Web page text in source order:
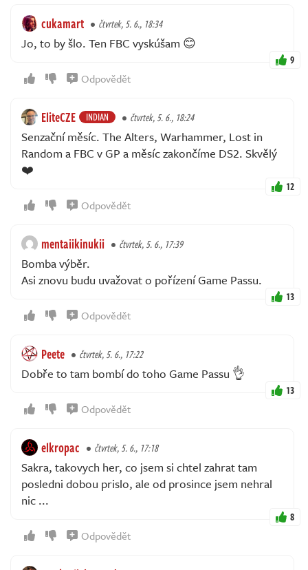
cukamart čtvrtek, 5. 6., 18:34
Jo, to by šlo. Ten FBC vyskúšam 😊
9
Odpovědět
EliteCZE INDIAN čtvrtek, 5. 6., 18:24
Senzační měsíc. The Alters, Warhammer, Lost in
Random a FBC v GP a měsíc zakončíme DS2. Skvělý
❤️
12
Odpovědět
mentaiikinukii čtvrtek, 5. 6., 17:39
Bomba výběr.
Asi znovu budu uvažovat o pořízení Game Passu.
13
Odpovědět
Peete čtvrtek, 5. 6., 17:22
Dobře to tam bombí do toho Game Passu 👌
13
Odpovědět
elkropac čtvrtek, 5. 6., 17:18
Sakra, takovych her, co jsem si chtel zahrat tam
posledni dobou prislo, ale od prosince jsem nehral
nic ...
8
Odpovědět